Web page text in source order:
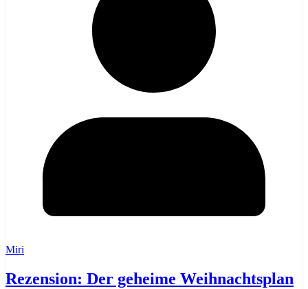
Miri
Rezension: Der geheime Weihnachtsplan